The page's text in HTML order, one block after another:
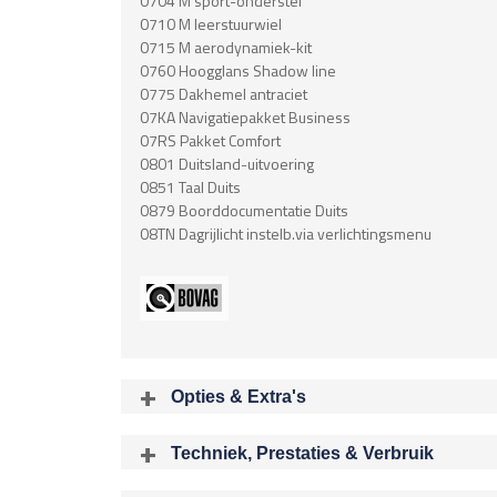
0710 M leerstuurwiel
0715 M aerodynamiek-kit
0760 Hoogglans Shadow line
0775 Dakhemel antraciet
07KA Navigatiepakket Business
07RS Pakket Comfort
0801 Duitsland-uitvoering
0851 Taal Duits
0879 Boorddocumentatie Duits
08TN Dagrijlicht instelb.via verlichtingsmenu
Opties & Extra's
Extra'sTechniek, Prestaties & Verbruik